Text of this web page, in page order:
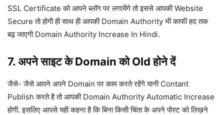
SSL Certificate को आपने ब्लॉग पर लगायेंगे तो इससे आपकी Website
Secure तो होगी ही साथ ही आपकी Domain Authority भी काफी हद तक
बढ़ जाएगी Domain Authority Increase In Hindi.
7. अपने साइट के Domain को Old होने दें
जैसे- जैसे आपने अपने Domain पर काम करते रहेंगे यानी Contant
Publish करते है तो आपकी Domain Authority Automatic Increase
होगी. इसलिए आपसे यही कहना है कि बिना किसी चिंता के अपने पोस्ट को लिख़ने